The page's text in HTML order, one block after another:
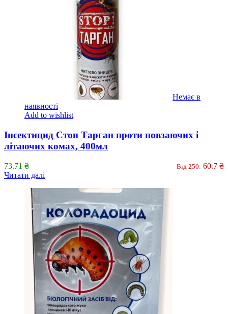
Немає в
наявності
Add to wishlist
Інсектицид Стоп Тарган проти повзаючих і
літаючих комах, 400мл
73.71 ₴ Від 250: 60.7 ₴
Читати далі